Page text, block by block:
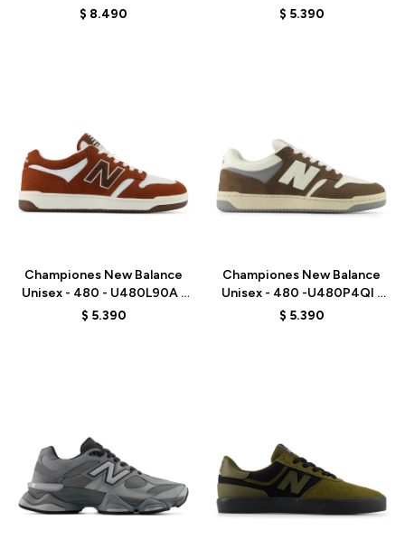
BLACK
$ 8.490
BLUE
$ 5.390
Championes New Balance
Unisex - 480 - U480L90A -
BROWN
$ 5.390
Championes New Balance
Unisex - 480 -U480P4QI -
BROWN
$ 5.390